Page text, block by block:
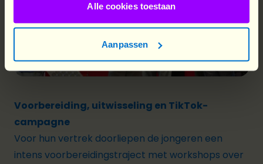
Alle cookies toestaan
Aanpassen
Voorbereiding, uitwisseling en TikTok-
campagne
Voor hun vertrek doorliepen de jongeren een
intens voorbereidingstraject met workshops over